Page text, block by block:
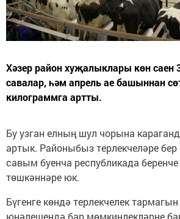
Хәзер район хуҗалыклары көн саен
савалар, һәм апрель ае башыннан
килограммга артты.
Бу узган елның шул чорына
артык. Районыбыз терлекчеләре
савым буенча республикада
төшкәннәре юк.
Бүгенге көндә терлекчелек
юнәлешендә бар мөмкинлекләрне